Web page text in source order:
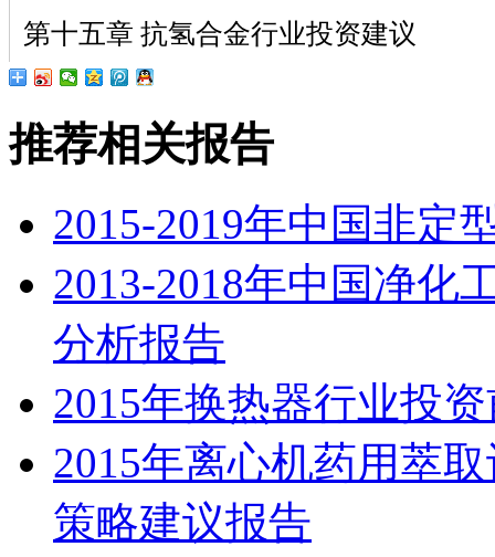
第十五章 抗氢合金行业投资建议
推荐相关报告
2015-2019年中国非定
2013-2018年中国净化
分析报告
2015年换热器行业投
2015年离心机药用萃
策略建议报告